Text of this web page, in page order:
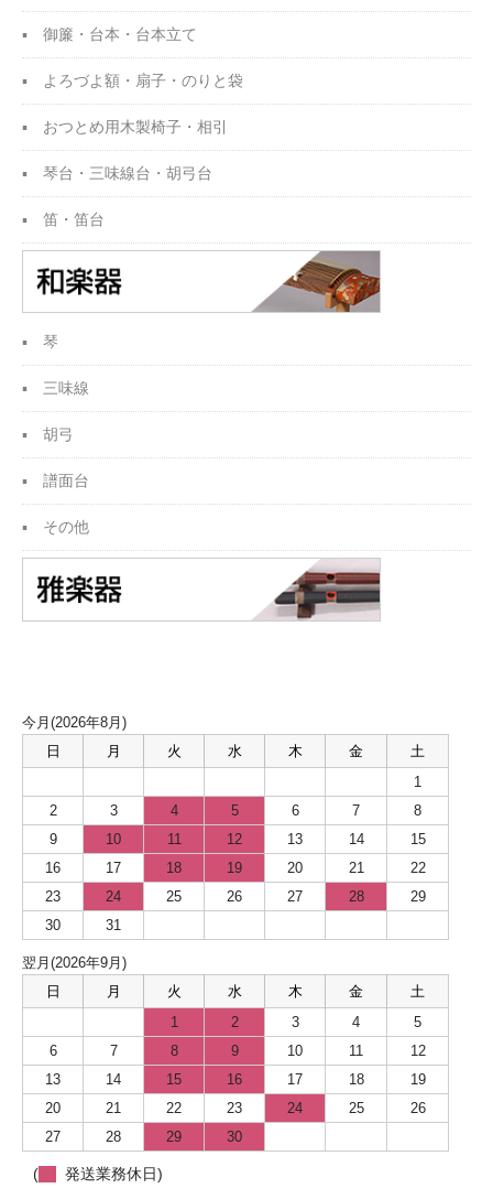
御簾・台本・台本立て
よろづよ額・扇子・ のりと袋
おつとめ用木製椅子・ 相引
琴台・三味線台・胡弓台
笛・笛台
琴
三味線
胡弓
譜面台
その他
今月(2026年8月)
日
月 火 水 木 金
土
1
2
3 4 5 6 7
8
9
10 11 12 13 14
15
16
17 18 19 20 21
22
23
24 25 26 27 28
29
30
31
翌月(2026年9月)
日
月 火 水 木 金
土
1
2 3 4
5
6
7 8 9 10 11
12
13
14 15 16 17 18
19
20
21 22 23 24 25
26
27
28 29 30
( 発送業務休日)